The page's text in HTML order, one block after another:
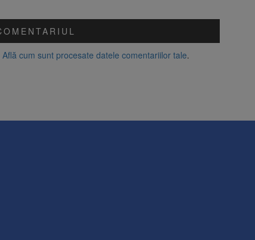
Află cum sunt procesate datele comentariilor tale.